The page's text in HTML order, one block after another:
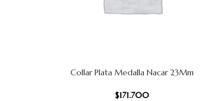
AÑADIR AL CARRITO
Collar Plata Medalla Nacar 23Mm
$171.700